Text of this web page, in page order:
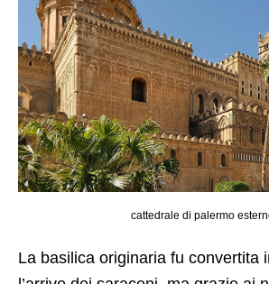
cattedrale di palermo
La basilica originaria fu convertita